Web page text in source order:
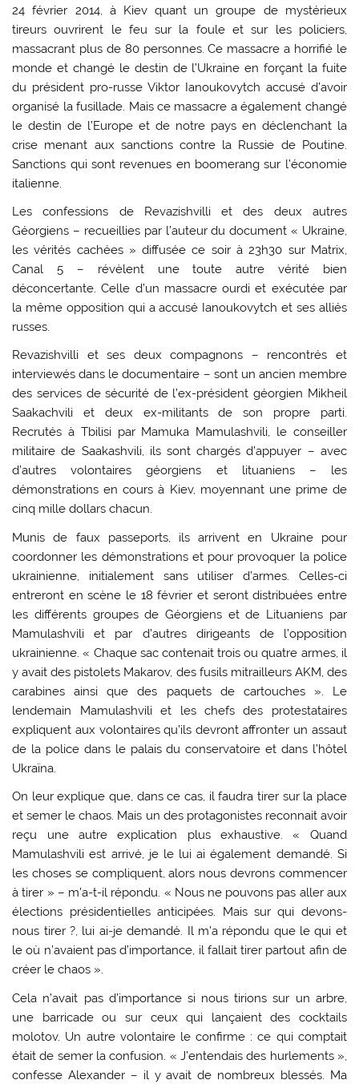
24 février 2014, à Kiev quant un groupe de mystérieux
tireurs ouvrirent le feu sur la foule et sur les policiers,
massacrant plus de 80 personnes. Ce massacre a horrifié le
monde et changé le destin de l’Ukraine en forçant la fuite
du président pro-russe Viktor Ianoukovytch accusé d’avoir
organisé la fusillade. Mais ce massacre a également changé
le destin de l’Europe et de notre pays en déclenchant la
crise menant aux sanctions contre la Russie de Poutine.
Sanctions qui sont revenues en boomerang sur l’économie
italienne.
Les confessions de Revazishvilli et des deux autres
Géorgiens – recueillies par l’auteur du document « Ukraine,
les vérités cachées » diffusée ce soir à 23h30 sur Matrix,
Canal 5 – révèlent une toute autre vérité bien
déconcertante. Celle d’un massacre ourdi et exécutée par
la même opposition qui a accusé Ianoukovytch et ses alliés
russes.
Revazishvilli et ses deux compagnons – rencontrés et
interviewés dans le documentaire – sont un ancien membre
des services de sécurité de l’ex-président géorgien Mikheil
Saakachvili et deux ex-militants de son propre parti.
Recrutés à Tbilisi par Mamuka Mamulashvili, le conseiller
militaire de Saakashvili, ils sont chargés d’appuyer – avec
d’autres volontaires géorgiens et lituaniens – les
démonstrations en cours à Kiev, moyennant une prime de
cinq mille dollars chacun.
Munis de faux passeports, ils arrivent en Ukraine pour
coordonner les démonstrations et pour provoquer la police
ukrainienne, initialement sans utiliser d’armes. Celles-ci
entreront en scène le 18 février et seront distribuées entre
les différents groupes de Géorgiens et de Lituaniens par
Mamulashvili et par d’autres dirigeants de l’opposition
ukrainienne. « Chaque sac contenait trois ou quatre armes, il
y avait des pistolets Makarov, des fusils mitrailleurs AKM, des
carabines ainsi que des paquets de cartouches ». Le
lendemain Mamulashvili et les chefs des protestataires
expliquent aux volontaires qu’ils devront affronter un assaut
de la police dans le palais du conservatoire et dans l’hôtel
Ukraïna.
On leur explique que, dans ce cas, il faudra tirer sur la place
et semer le chaos. Mais un des protagonistes reconnait avoir
reçu une autre explication plus exhaustive. « Quand
Mamulashvili est arrivé, je le lui ai également demandé. Si
les choses se compliquent, alors nous devrons commencer
à tirer » – m’a-t-il répondu. « Nous ne pouvons pas aller aux
élections présidentielles anticipées. Mais sur qui devons-
nous tirer ?, lui ai-je demandé. Il m’a répondu que le qui et
le où n’avaient pas d’importance, il fallait tirer partout afin de
créer le chaos ».
Cela n’avait pas d’importance si nous tirions sur un arbre,
une barricade ou sur ceux qui lançaient des cocktails
molotov. Un autre volontaire le confirme : ce qui comptait
était de semer la confusion. « J’entendais des hurlements »,
confesse Alexander – il y avait de nombreux blessés. Ma